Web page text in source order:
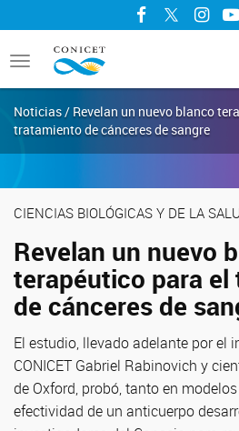
Facebook
Twitter
Toggle
navigation
Noticias / Revelan un nuevo blanco
tratamiento de cánceres de sangre
CIENCIAS BIOLÓGICAS Y DE LA
Revelan un nuevo
terapéutico para
de cánceres de
El estudio, llevado adelante por el
CONICET Gabriel Rabinovich y
de Oxford, probó, tanto en
efectividad de un anticuerpo